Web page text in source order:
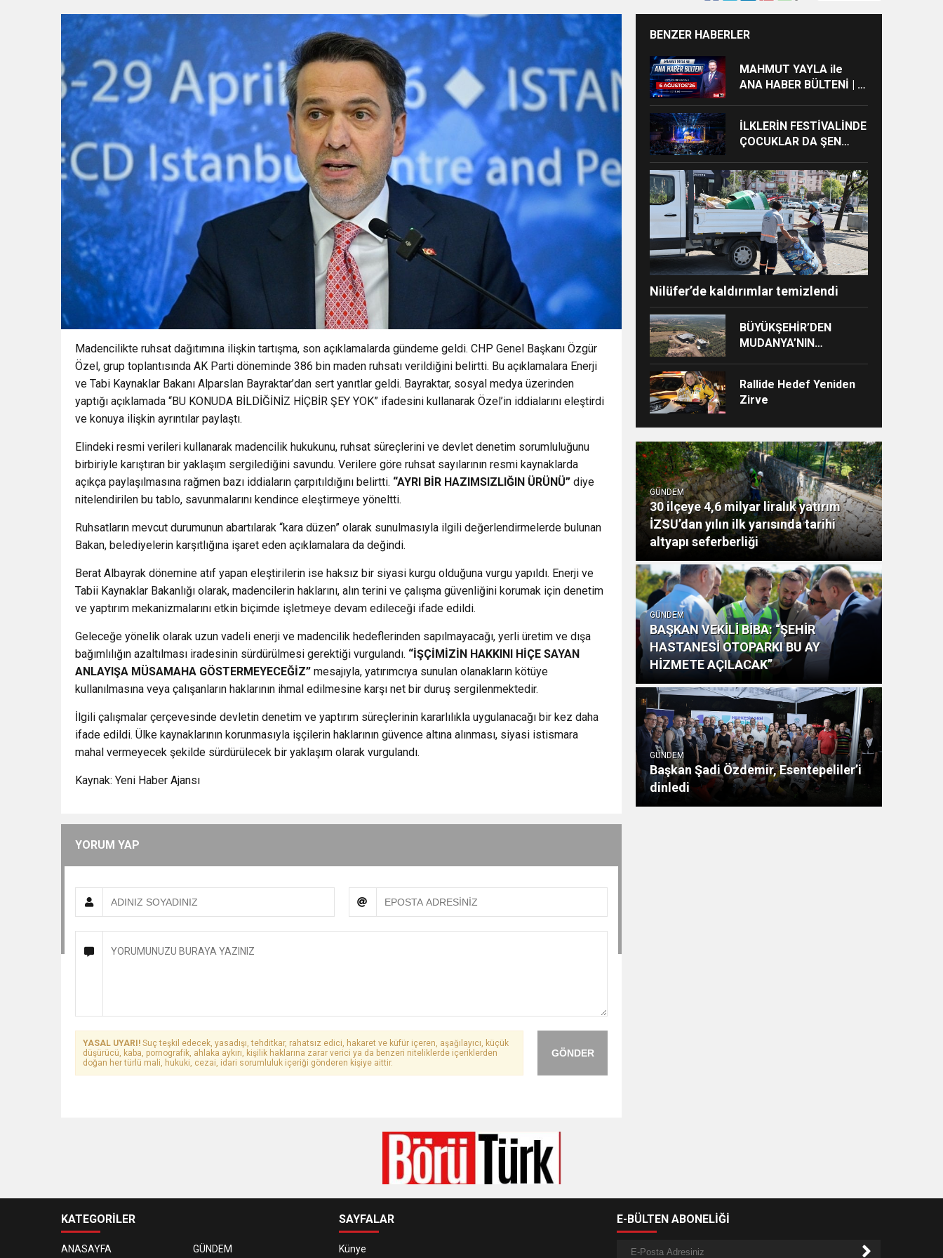
15:56 BAŞKAN VEKİLİ BİBA: “ŞEHİR HASTANESİ OTOPARKI BU AY HİZMETE AÇILACAK”
15:22 Başkan Şadi Özdemir, Esentepeliler’i dinledi
15:18 İzmir Büyükşehir Belediyesi’nden Zübeyde Hanım Stadı açıklaması: Süreç emin adımlarla ilerliyor
15:13 Osmangazi’de Kaldırımlar İşgalden Temizlendi
0:37 SATRANÇTA BURSA BÜYÜKŞEHİR FARKI
16:33 İLKLERİN FESTİVALİNDE ÇOCUKLAR DA ŞEN ŞAKRAK
Madencilikte ruhsat dağıtımına ilişkin tartışma, son açıklamalarda gündeme geldi. CHP Genel Başkanı Özgür
Özel, grup toplantısında AK Parti döneminde 386 bin maden ruhsatı verildiğini belirtti. Bu açıklamalara Enerji
ve Tabi Kaynaklar Bakanı Alparslan Bayraktar’dan sert yanıtlar geldi. Bayraktar, sosyal medya üzerinden
yaptığı açıklamada “BU KONUDA BİLDİĞİNİZ HİÇBİR ŞEY YOK” ifadesini kullanarak Özel’in iddialarını eleştirdi
ve konuya ilişkin ayrıntılar paylaştı.
Elindeki resmi verileri kullanarak madencilik hukukunu, ruhsat süreçlerini ve devlet denetim sorumluluğunu
birbiriyle karıştıran bir yaklaşım sergilediğini savundu. Verilere göre ruhsat sayılarının resmi kaynaklarda
açıkça paylaşılmasına rağmen bazı iddiaların çarpıtıldığını belirtti. “AYRI BİR HAZIMSIZLIĞIN ÜRÜNÜ” diye
nitelendirilen bu tablo, savunmalarını kendince eleştirmeye yöneltti.
Ruhsatların mevcut durumunun abartılarak “kara düzen” olarak sunulmasıyla ilgili değerlendirmelerde bulunan
Bakan, belediyelerin karşıtlığına işaret eden açıklamalara da değindi.
Berat Albayrak dönemine atıf yapan eleştirilerin ise haksız bir siyasi kurgu olduğuna vurgu yapıldı. Enerji ve
Tabii Kaynaklar Bakanlığı olarak, madencilerin haklarını, alın terini ve çalışma güvenliğini korumak için denetim
ve yaptırım mekanizmalarını etkin biçimde işletmeye devam edileceği ifade edildi.
Geleceğe yönelik olarak uzun vadeli enerji ve madencilik hedeflerinden sapılmayacağı, yerli üretim ve dışa
bağımlılığın azaltılması iradesinin sürdürülmesi gerektiği vurgulandı. “İŞÇİMİZİN HAKKINI HİÇE SAYAN
ANLAYIŞA MÜSAMAHA GÖSTERMEYECEĞİZ” mesajıyla, yatırımcıya sunulan olanakların kötüye
kullanılmasına veya çalışanların haklarının ihmal edilmesine karşı net bir duruş sergilenmektedir.
İlgili çalışmalar çerçevesinde devletin denetim ve yaptırım süreçlerinin kararlılıkla uygulanacağı bir kez daha
ifade edildi. Ülke kaynaklarının korunmasıyla işçilerin haklarının güvence altına alınması, siyasi istismara
mahal vermeyecek şekilde sürdürülecek bir yaklaşım olarak vurgulandı.
Kaynak: Yeni Haber Ajansı
YORUM YAP
GÖNDER
YASAL UYARI! Suç teşkil edecek, yasadışı, tehditkar, rahatsız edici, hakaret ve küfür içeren, aşağılayıcı, küçük
düşürücü, kaba, pornografik, ahlaka aykırı, kişilik haklarına zarar verici ya da benzeri niteliklerde içeriklerden
doğan her türlü mali, hukuki, cezai, idari sorumluluk içeriği gönderen kişiye aittir.
BENZER HABERLER
MAHMUT YAYLA ile
ANA HABER BÜLTENİ | 6
İLKLERİN FESTİVALİNDE
ÇOCUKLAR DA ŞEN
Nilüfer’de kaldırımlar temizlendi
BÜYÜKŞEHİR’DEN
MUDANYA’NIN
Rallide Hedef Yeniden
Zirve
GÜNDEM
30 ilçeye 4,6 milyar liralık yatırım
İZSU’dan yılın ilk yarısında tarihi
altyapı seferberliği
GÜNDEM
BAŞKAN VEKİLİ BİBA: “ŞEHİR
HASTANESİ OTOPARKI BU AY
HİZMETE AÇILACAK”
GÜNDEM
Başkan Şadi Özdemir, Esentepeliler’i
dinledi
KATEGORİLER
ANASAYFA GÜNDEM
SAYFALAR
Künye
E-BÜLTEN ABONELİĞİ